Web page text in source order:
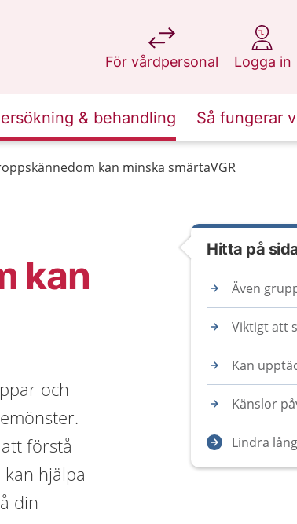
För vårdpersonal
på 1177.se
Logga in
på 1177.se
& behandling Så fungerar
kan minska smärtaVGR
kan
och
förstå
hjälpa
din
Hitta på
Även
Viktigt att
Kan
Känslor
Lindra